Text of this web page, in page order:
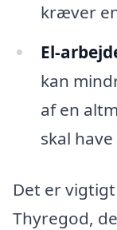
kræver
El-
kan
af en
skal
Det er
Thyregod,